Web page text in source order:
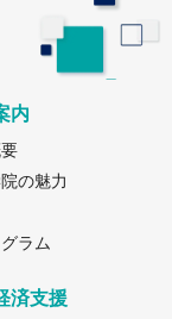
内
の魅力
ラム
済支援